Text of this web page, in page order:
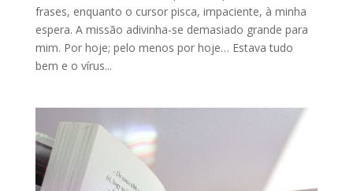
frases, enquanto o cursor pisca, impaciente, à minha
espera. A missão adivinha-se demasiado grande para
mim. Por hoje; pelo menos por hoje… Estava tudo
bem e o vírus...